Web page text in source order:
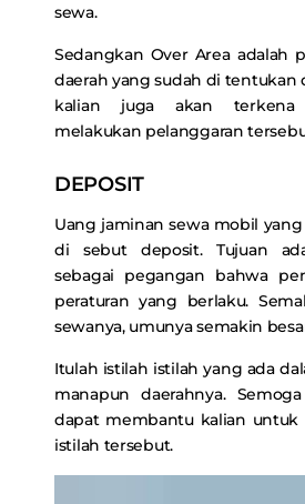
sewa.
Sedangkan Over Area adalah
daerah yang sudah di tentukan
kalian juga akan terkena
melakukan pelanggaran
DEPOSIT
Uang jaminan sewa mobil
di sebut deposit. Tujuan
sebagai pegangan bahwa
peraturan yang berlaku.
sewanya, umunya semakin
Itulah istilah istilah yang ada
manapun daerahnya.
dapat membantu kalian untuk
istilah tersebut.